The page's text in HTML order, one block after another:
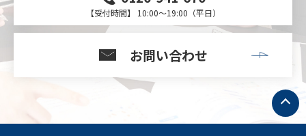
【受付時間】 10:00～19:00（平日）
お問い合わせ
ト
ッ
プ
へ